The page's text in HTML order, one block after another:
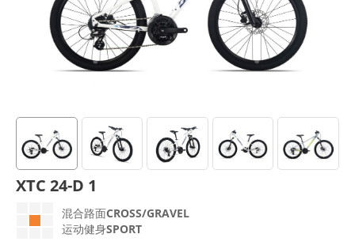
XTC 24-D 1
混合路面CROSS/GRAVEL
运动健身SPORT